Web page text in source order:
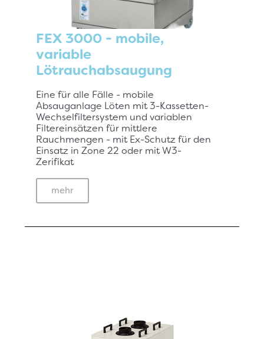
FEX 3000 - mobile,
variable
Lötrauchabsaugung
Eine für alle Fälle - mobile
Absauganlage Löten mit 3-Kassetten-
Wechselfiltersystem und variablen
Filtereinsätzen für mittlere
Rauchmengen - mit Ex-Schutz für den
Einsatz in Zone 22 oder mit W3-
Zerifikat
mehr